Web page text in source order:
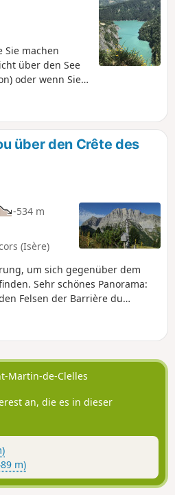
Sie machen
über den See
oder wenn Sie
andere
die Stege des
Höhenangst
Wanderung
über den Crête des
-534 m
(Isère)
um sich gegenüber dem
Sehr schönes Panorama:
Felsen der Barrière du
Martin-de-Clelles
an, die es in dieser
m)